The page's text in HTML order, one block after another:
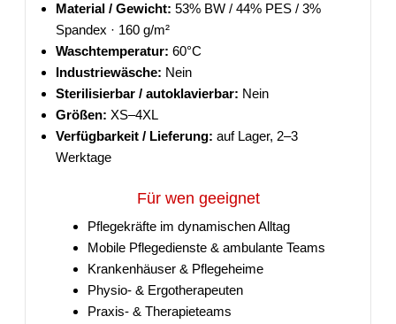
Material / Gewicht: 53% BW / 44% PES / 3%
Spandex · 160 g/m²
Waschtemperatur: 60°C
Industriewäsche: Nein
Sterilisierbar / autoklavierbar: Nein
Größen: XS–4XL
Verfügbarkeit / Lieferung: auf Lager, 2–3
Werktage
Für wen geeignet
Pflegekräfte im dynamischen Alltag
Mobile Pflegedienste & ambulante Teams
Krankenhäuser & Pflegeheime
Physio- & Ergotherapeuten
Praxis- & Therapieteams